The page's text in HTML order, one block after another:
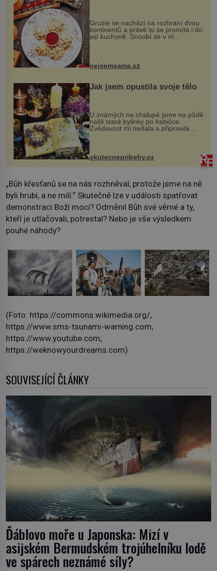
Gruzie se nachází na rozhraní dvou
kontinentů a právě to se promítá i do
její kuchyně. Snoubí se v ní
evropské a asijské chutě a díky tomu
pokrmy, které rozhodně st...
nejsemsama.cz
Jak jsem opustila svoje tělo
U známých na chalupě jsme na půdě
našli staré bylinky po babičce.
Zvědavost mi nedala a připravila
jsem si z nich lektvar… Zimní pobyt
na chalupě se pro mě vlastní vinou
změnil v děsivý zážitek, na kt...
skutecnepribehy.cz
„Bůh křesťanů se na nás rozhněval, protože jsme na ně
byli hrubí, a ne milí.“ Skutečně lze v události spatřovat
demonstraci Boží moci? Odměnil Bůh své věrné a ty,
kteří je utlačovali, potrestal? Nebo je vše výsledkem
pouhé náhody?
(Foto: https://commons.wikimedia.org/,
https://www.sms-tsunami-warning.com,
https://www.youtube.com,
https://weknowyourdreams.com)
SOUVISEJÍCÍ ČLÁNKY
Ďáblovo moře u Japonska: Mizí v
asijském Bermudském trojúhelníku lodě
ve spárech neznámé síly?